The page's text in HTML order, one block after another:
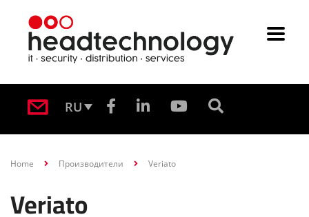
RU
Home Производители Veriato
Veriato